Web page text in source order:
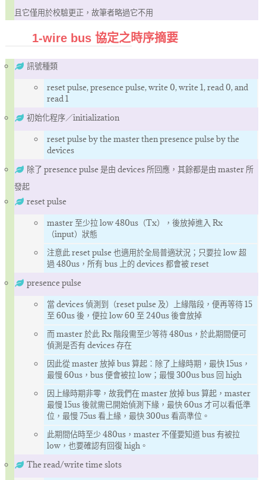
且它僅用於校驗更正，故筆者略過它不用
1-wire bus 協定之時序摘要
訊號種類
reset pulse, presence pulse, write 0, write 1, read 0, and
read 1
初始化程序／initialization
reset pulse by the master then presence pulse by the
devices
除了 presence pulse 是由 devices 所回應，其餘都是由 master 所
發起
reset pulse
master 至少拉 low 480us（Tx），後放掉進入 Rx
（input）狀態
注意此 reset pulse 也適用於全局普適狀況；只要拉 low 超
過 480us，所有 bus 上的 devices 都會被 reset
presence pulse
當 devices 偵測到（reset pulse 及）上緣階段，便再等待 15
至 60us 後，便拉 low 60 至 240us 後會放掉
而 master 於此 Rx 階段需至少等待 480us，於此期間便可
偵測是否有 devices 存在
因此從 master 放掉 bus 算起：除了上緣時期，最快 15us，
最慢 60us，bus 便會被拉 low；最慢 300us bus 回 high
因上緣時期非零，故我們在 master 放掉 bus 算起，master
最慢 15us 後就需已開始偵測下緣，最快 60us 才可以看低準
位，最慢 75us 看上緣，最快 300us 看高準位。
此期間佔時至少 480us，master 不僅要知道 bus 有被拉
low，也要確認有回復 high。
The read/write time slots